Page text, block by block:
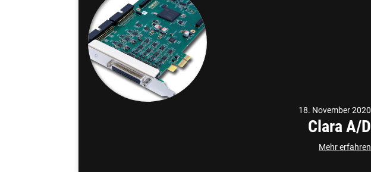
18. November 2020
Clara A/D
Mehr erfahren